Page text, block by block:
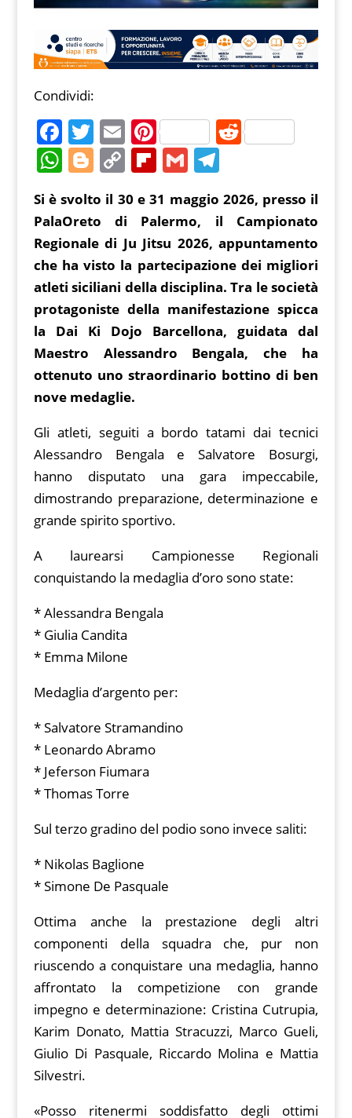
Condividi:
F
a
c
e
b
o
o
k
T
w
itt
er
E
m
ai
l
Pi
nt
er
e
st
R
di
t
W
at
s
A
p
p
Bl
o
g
g
er
C
p
y
Li
n
k
Fl
b
o
ar
d
G
m
ai
l
T
e
gr
a
m
Si è svolto il 30 e 31 maggio 2026, presso il
PalaOreto di Palermo, il Campionato
Regionale di Ju Jitsu 2026, appuntamento
che ha visto la partecipazione dei migliori
atleti siciliani della disciplina. Tra le società
protagoniste della manifestazione spicca
la Dai Ki Dojo Barcellona, guidata dal
Maestro Alessandro Bengala, che ha
ottenuto uno straordinario bottino di ben
nove medaglie.
Gli atleti, seguiti a bordo tatami dai tecnici
Alessandro Bengala e Salvatore Bosurgi,
hanno disputato una gara impeccabile,
dimostrando preparazione, determinazione e
grande spirito sportivo.
A laurearsi Campionesse Regionali
conquistando la medaglia d’oro sono state:
* Alessandra Bengala
* Giulia Candita
* Emma Milone
Medaglia d’argento per:
* Salvatore Stramandino
* Leonardo Abramo
* Jeferson Fiumara
* Thomas Torre
Sul terzo gradino del podio sono invece saliti:
* Nikolas Baglione
* Simone De Pasquale
Ottima anche la prestazione degli altri
componenti della squadra che, pur non
riuscendo a conquistare una medaglia, hanno
affrontato la competizione con grande
impegno e determinazione: Cristina Cutrupia,
Karim Donato, Mattia Stracuzzi, Marco Gueli,
Giulio Di Pasquale, Riccardo Molina e Mattia
Silvestri.
«Posso ritenermi soddisfatto degli ottimi